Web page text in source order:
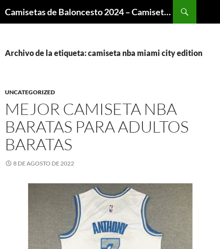
Camisetas de Baloncesto 2024 – Camisetas NBA
Archivo de la etiqueta: camiseta nba miami city edition
UNCATEGORIZED
MEJOR CAMISETA NBA
BARATAS PARA ADULTOS
BARATAS
8 DE AGOSTO DE 2022